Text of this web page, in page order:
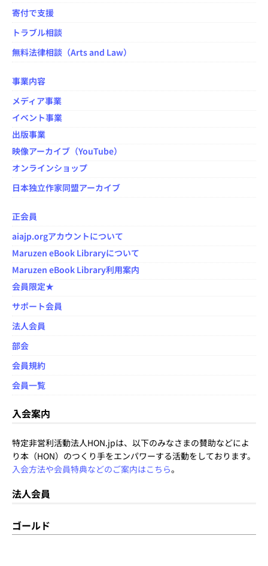
寄付で支援
トラブル相談
無料法律相談（Arts and Law）
事業内容
メディア事業
イベント事業
出版事業
映像アーカイブ（YouTube）
オンラインショップ
日本独立作家同盟アーカイブ
正会員
aiajp.orgアカウントについて
Maruzen eBook Libraryについて
Maruzen eBook Library利用案内
会員限定★
サポート会員
法人会員
部会
会員規約
会員一覧
入会案内
特定非営利活動法人HON.jpは、以下のみなさまの賛助などによ
り本（HON）のつくり手をエンパワーする活動をしております。
入会方法や会員特典などのご案内はこちら。
法人会員
ゴールド